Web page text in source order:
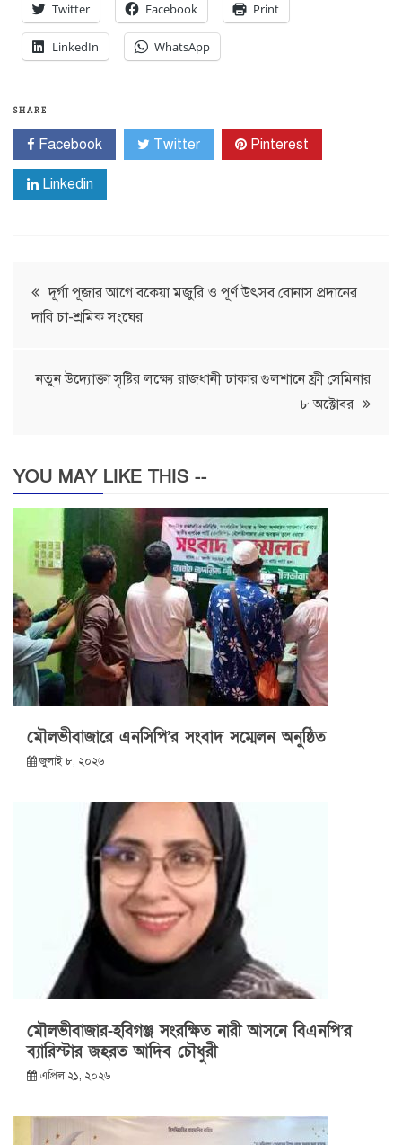
Twitter Facebook Print
LinkedIn WhatsApp
SHARE
Facebook Twitter Pinterest
Linkedin
Post
navigation
দূর্গা পূজার আগে বকেয়া মজুরি ও পূর্ণ উৎসব বোনাস প্রদানের
দাবি চা-শ্রমিক সংঘের
নতুন উদ্যোক্তা সৃষ্টির লক্ষ্যে রাজধানী ঢাকার গুলশানে ফ্রী সেমিনার
৮ অক্টোবর
YOU MAY LIKE THIS --
মৌলভীবাজারে এনসিপি’র সংবাদ সম্মেলন অনুষ্ঠিত
জুলাই ৮, ২০২৬
মৌলভীবাজার-হবিগঞ্জ সংরক্ষিত নারী আসনে বিএনপি’র
ব্যারিস্টার জহরত আদিব চৌধুরী
এপ্রিল ২১, ২০২৬